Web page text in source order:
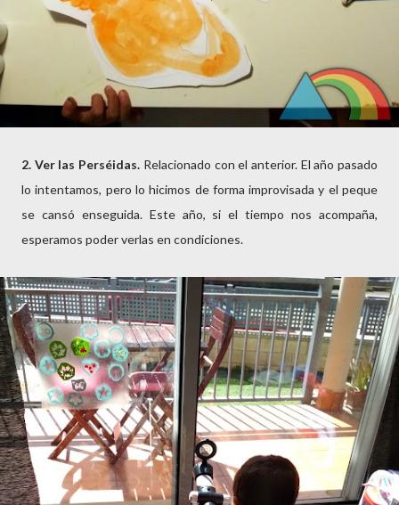
2. Ver las Perséidas. Relacionado con el anterior. El año pasado
lo intentamos, pero lo hicimos de forma improvisada y el peque
se cansó enseguida. Este año, si el tiempo nos acompaña,
esperamos poder verlas en condiciones.